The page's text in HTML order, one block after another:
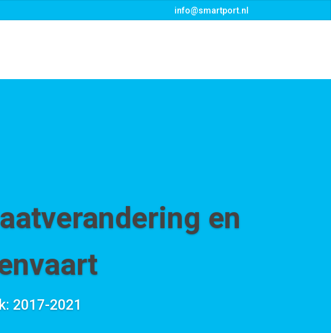
info@smartport.nl
en
2017-2021